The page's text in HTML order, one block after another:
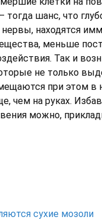
шанс, что
находятся
меньше
Так и
не только
при этом в
чем на руках.
можно,
сухие мозоли